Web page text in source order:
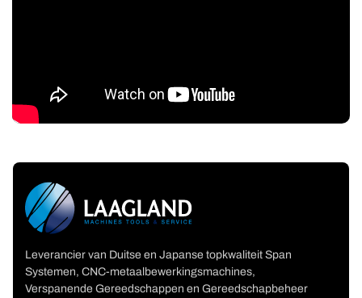
Leverancier van Duitse en Japanse topkwaliteit Span
Systemen, CNC-metaalbewerkingsmachines,
Verspanende Gereedschappen en Gereedschapbeheer